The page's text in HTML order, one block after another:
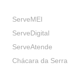
ServeMEI
ServeDigital
ServeAtende
Chácara da Serra